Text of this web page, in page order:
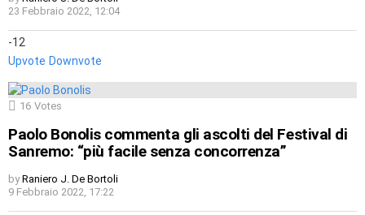
23 Febbraio 2022, 12:04
-12
Upvote Downvote
16 Votes
Paolo Bonolis commenta gli ascolti del Festival di
Sanremo: “più facile senza concorrenza”
by Raniero J. De Bortoli
9 Febbraio 2022, 17:22